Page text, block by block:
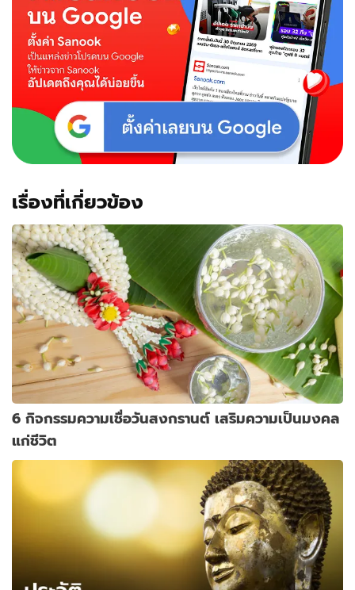
เรื่องที่เกี่ยวข้อง
6 กิจกรรมความเชื่อวันสงกรานต์ เสริมความเป็นมงคล
แก่ชีวิต